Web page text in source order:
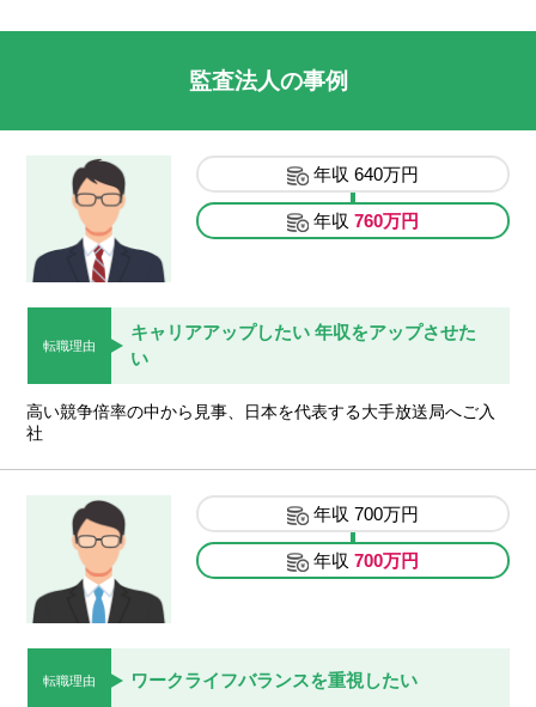
監査法人の事例
年収640万円
年収760万円
転職理由
キャリアアップしたい 年収をアップさせた
い
高い競争倍率の中から見事、日本を代表する大手放送局へご入
社
年収700万円
年収700万円
転職理由 ワークライフバランスを重視したい